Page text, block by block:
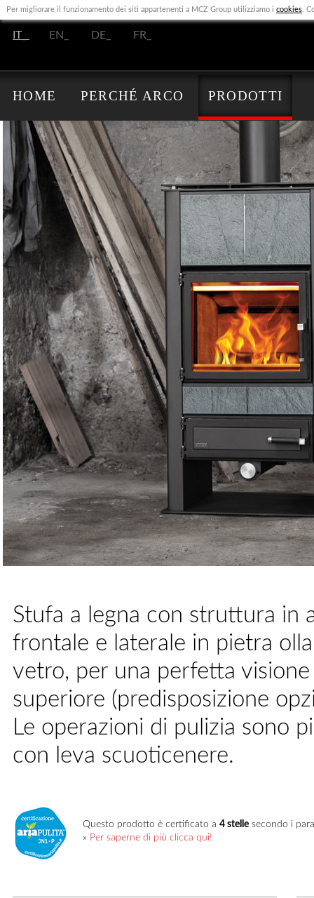
IT_ EN_ DE_ FR_
HOME PERCHÉ ARCO PRODOTTI
Stufa a legna con struttura in
frontale e laterale in pietra
vetro, per una perfetta
superiore (predisposizione
Le operazioni di pulizia sono
con leva scuoticenere.
Questo prodotto è certificato a 4 stelle secondo i
» Per saperne di più clicca qui!
Per migliorare il funzionamento dei siti appartenenti a MCZ Group utilizziamo i cookies .